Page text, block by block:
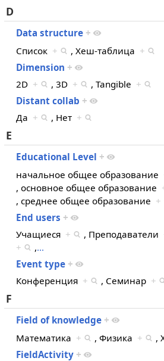
D
Data structure +
Список + , Хеш-таблица +
Dimension +
2D + , 3D + , Tangible +
Distant collab +
Да + , Нет +
E
Educational Level +
начальное общее образование
, основное общее образование
, среднее общее образование +
End users +
Учащиеся + , Преподаватели
+
,…
Event type +
Конференция + , Семинар +
F
Field of knowledge +
Математика + , Физика + ,
FieldActivity +